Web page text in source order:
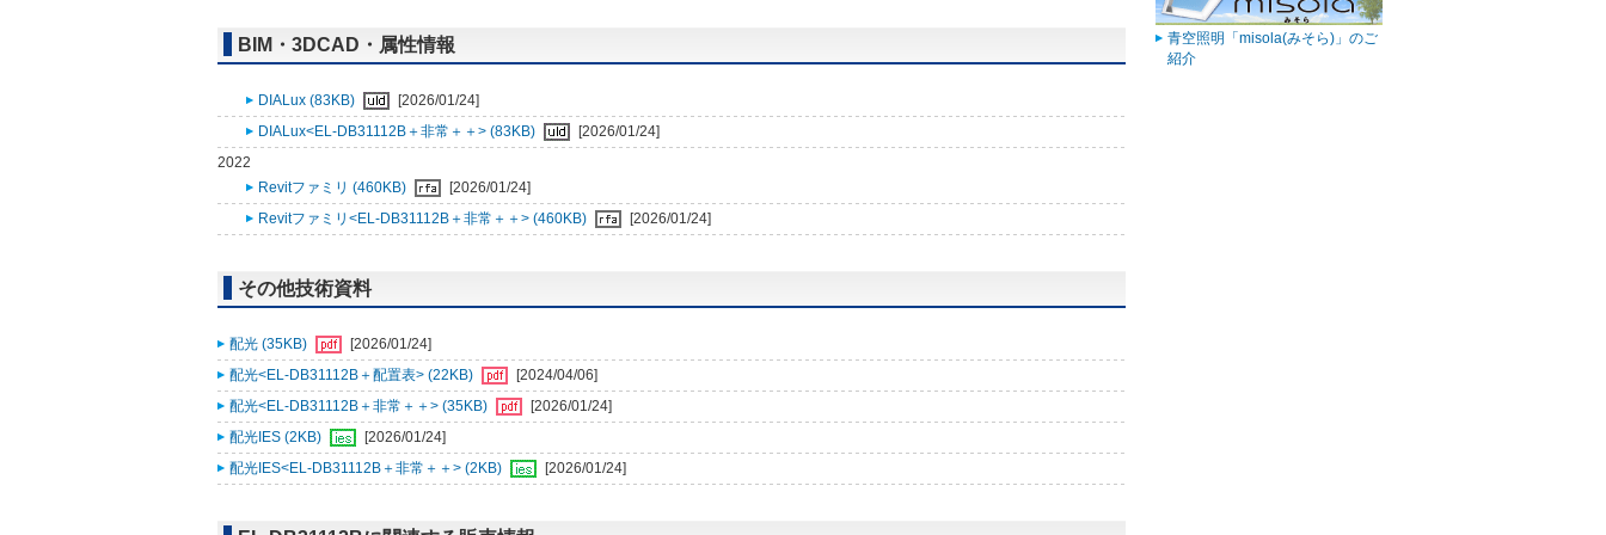
BIM・3DCAD・属性情報
DIALux (83KB)
[2026/01/24]
DIALux<EL-DB31112B＋非常＋＋> (83KB)
[2026/01/24]
2022
Revitファミリ (460KB)
[2026/01/24]
Revitファミリ<EL-DB31112B＋非常＋＋> (460KB)
[2026/01/24]
その他技術資料
配光 (35KB)
[2026/01/24]
配光<EL-DB31112B＋配置表> (22KB)
[2024/04/06]
配光<EL-DB31112B＋非常＋＋> (35KB)
[2026/01/24]
配光IES (2KB)
[2026/01/24]
配光IES<EL-DB31112B＋非常＋＋> (2KB)
[2026/01/24]
青空照明「misola(みそら)」のご
紹介